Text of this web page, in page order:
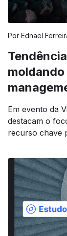
Por Ednael
Em evento da
destacam o
recurso chave